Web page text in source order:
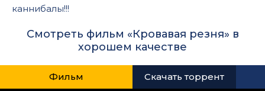
каннибалы!!!
Смотреть фильм «Кровавая резня» в
хорошем качестве
Фильм Скачать торрент